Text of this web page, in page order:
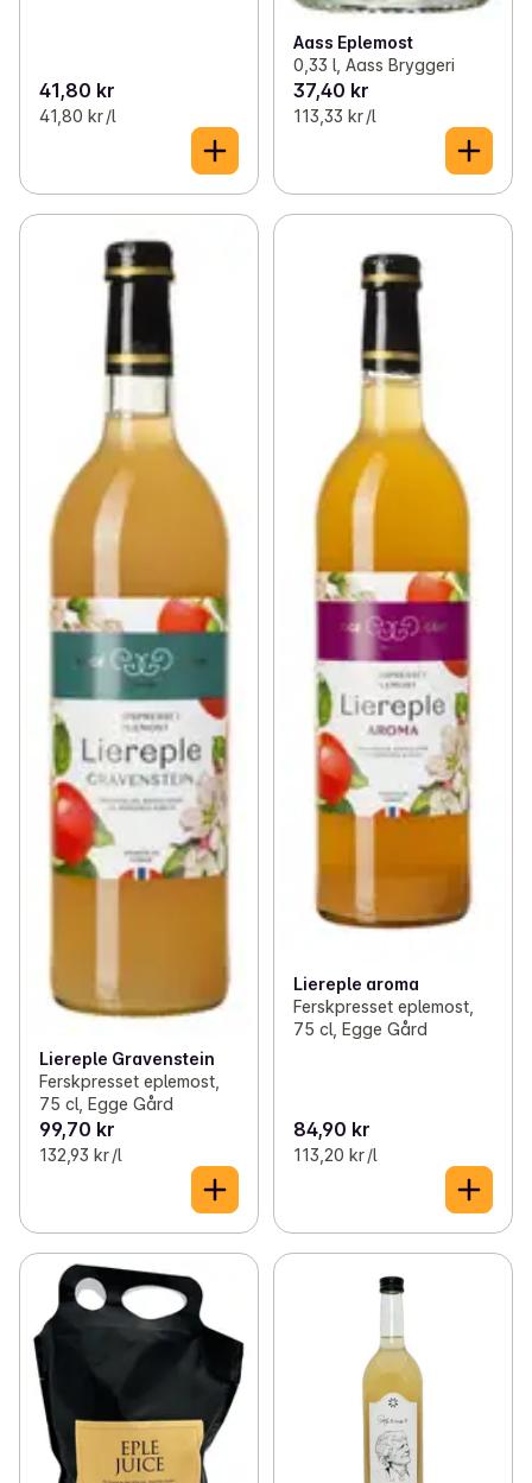
41,80 kr
41,80 kr /l
Aass Eplemost
0,33 l, Aass Bryggeri
37,40 kr
113,33 kr /l
Liereple Gravenstein
Ferskpresset eplemost,
75 cl, Egge Gård
99,70 kr
132,93 kr /l
Liereple aroma
Ferskpresset eplemost,
75 cl, Egge Gård
84,90 kr
113,20 kr /l